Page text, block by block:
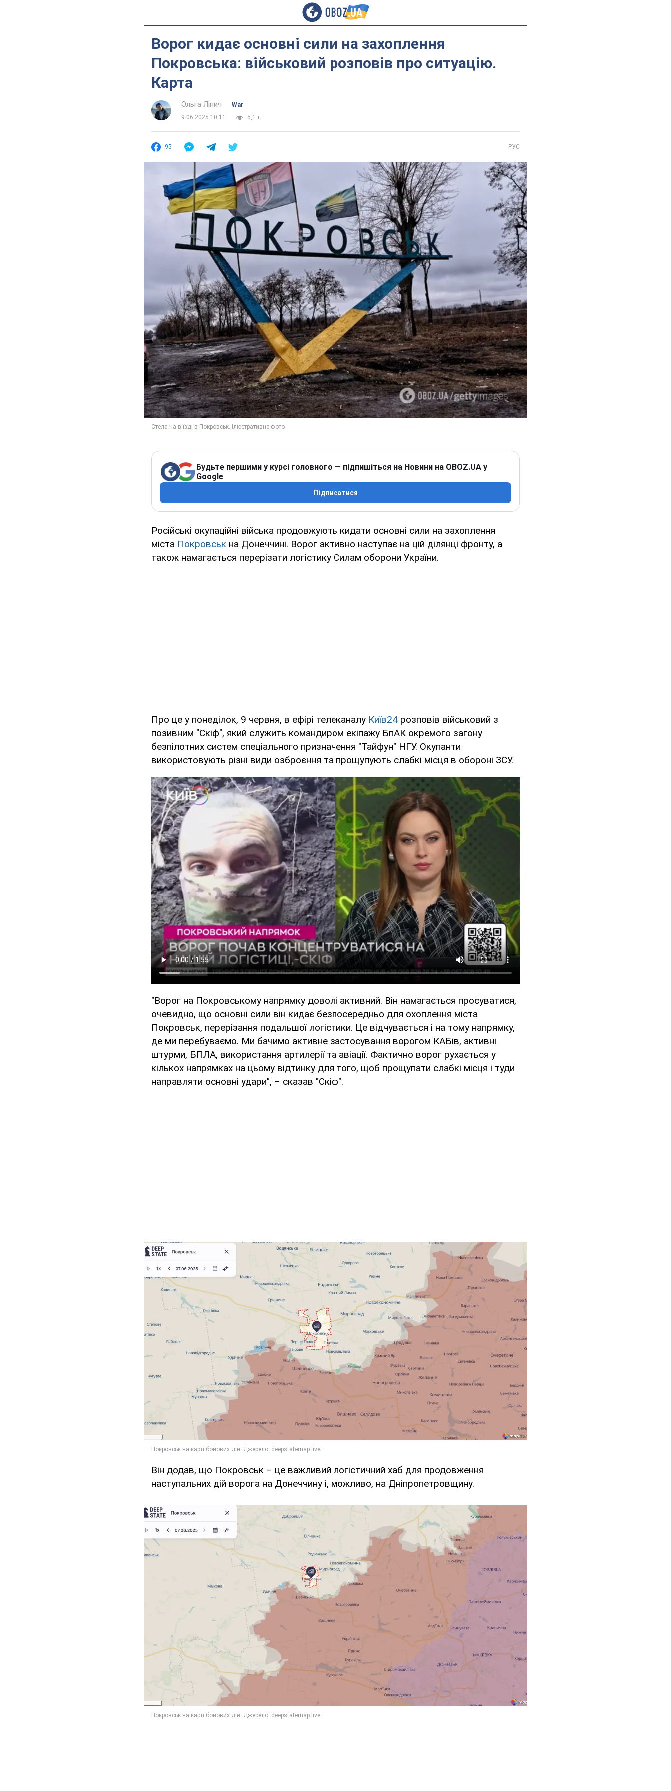
Ворог кидає основні сили на захоплення
Покровська: військовий розповів про ситуацію.
Карта
Ольга Ліпич
War
9.06.2025 10:11
5,1 т.
95 РУС
Будьте першими у курсі головного — підпишіться на Новини на OBOZ.UA у
Google
Підписатися
Російські окупаційні війська продовжують кидати основні сили на захоплення
міста Покровськ на Донеччині. Ворог активно наступає на цій ділянці фронту, а
також намагається перерізати логістику Силам оборони України.
Про це у понеділок, 9 червня, в ефірі телеканалу Київ24 розповів військовий з
позивним "Скіф", який служить командиром екіпажу БпАК окремого загону
безпілотних систем спеціального призначення "Тайфун" НГУ. Окупанти
використовують різні види озброєння та прощупують слабкі місця в обороні ЗСУ.
"Ворог на Покровському напрямку доволі активний. Він намагається просуватися,
очевидно, що основні сили він кидає безпосередньо для охоплення міста
Покровськ, перерізання подальшої логістики. Це відчувається і на тому напрямку,
де ми перебуваємо. Ми бачимо активне застосування ворогом КАБів, активні
штурми, БПЛА, використання артилерії та авіації. Фактично ворог рухається у
кількох напрямках на цьому відтинку для того, щоб прощупати слабкі місця і туди
направляти основні удари", – сказав "Скіф".
Він додав, що Покровськ – це важливий логістичний хаб для продовження
наступальних дій ворога на Донеччину і, можливо, на Дніпропетровщину.